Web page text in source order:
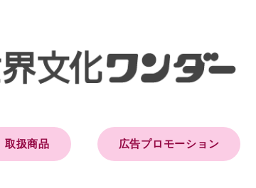
取扱商品 広告プロモーション